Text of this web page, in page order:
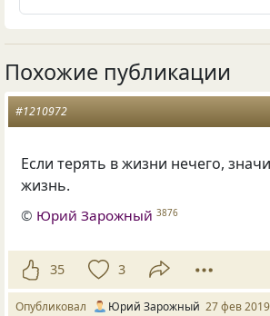
Похожие публикации
#1210972
Если терять в жизни нечего,
жизнь.
© Юрий Зарожный 3876
35 3
Опубликовал Юрий Зарожный 27 фев 2019